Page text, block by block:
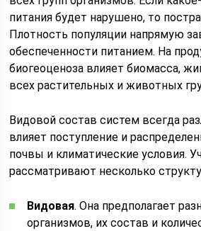
питания будет нарушено, то
Плотность популяции напрямую
обеспеченности питанием. На
биогеоценоза влияет биомасса,
всех растительных и животных
Видовой состав систем всегда
влияет поступление и
почвы и климатические условия.
рассматривают несколько
Видовая. Она предполагает
организмов, их состав и